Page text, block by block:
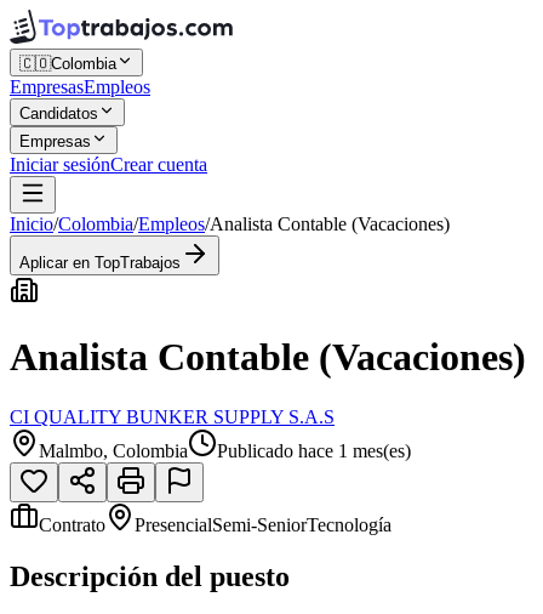
🇨🇴Colombia
EmpresasEmpleos
Candidatos
Empresas
Iniciar sesiónCrear cuenta
Inicio/Colombia/Empleos/Analista Contable (Vacaciones)
Aplicar en TopTrabajos
Analista Contable (Vacaciones)
CI QUALITY BUNKER SUPPLY S.A.S
Malmbo, Colombia
Publicado hace 1 mes(es)
Contrato PresencialSemi-SeniorTecnología
Descripción del puesto